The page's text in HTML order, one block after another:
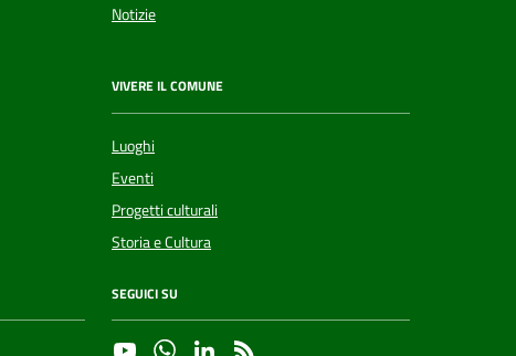
Notizie
VIVERE IL COMUNE
Luoghi
Eventi
Progetti culturali
Storia e Cultura
SEGUICI SU